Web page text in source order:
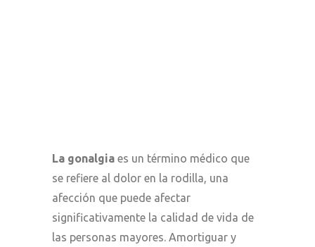
La gonalgia es un término médico que
se refiere al dolor en la rodilla, una
afección que puede afectar
significativamente la calidad de vida de
las personas mayores. Amortiguar y